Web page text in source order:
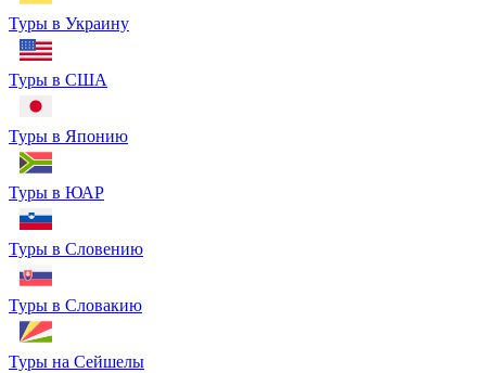
Туры в Украину
Туры в США
Туры в Японию
Туры в ЮАР
Туры в Словению
Туры в Словакию
Туры на Сейшелы